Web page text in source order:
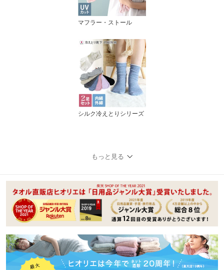
マフラー・ストール
シルク冷えとりシリーズ
もっと見る